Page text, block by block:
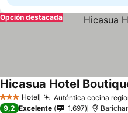
Opción destacada
3 Estrellas
Hotel Auténtica cocina
Hicasua Hotel
9,2 Excelente 1.697